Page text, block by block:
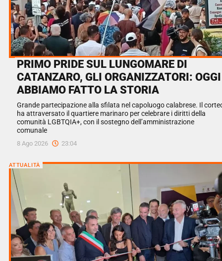
PRIMO PRIDE SUL LUNGOMARE DI
CATANZARO, GLI ORGANIZZATORI: OGGI
ABBIAMO FATTO LA STORIA
Grande partecipazione alla sfilata nel capoluogo calabrese. Il
ha attraversato il quartiere marinaro per celebrare i diritti della
comunità LGBTQIA+, con il sostegno dell’amministrazione
comunale
8 Ago 2026 23:04
ATTUALITÀ